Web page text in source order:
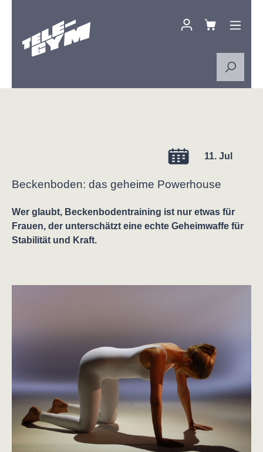
11. Jul
Beckenboden: das geheime Powerhouse
Wer glaubt, Beckenbodentraining ist nur etwas für
Frauen, der unterschätzt eine echte Geheimwaffe für
Stabilität und Kraft.